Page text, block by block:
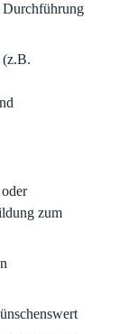
Durchführung
zum